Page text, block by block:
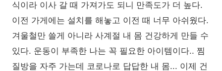
식이라 이사 갈 때 가져가도 되니 만족도가 더 높다.
이전 가게에는 설치를 해놓고 이전 때 너무 아쉬웠다.
겨울철만 쓸게 아니라 사계절 내 몸 건강하게 만들 수
있다. 운동이 부족한 나는 꼭 필요한 아이템이다.. 찜
질방을 자주 가는데 코로나로 답답한 내 몸... 이제 건